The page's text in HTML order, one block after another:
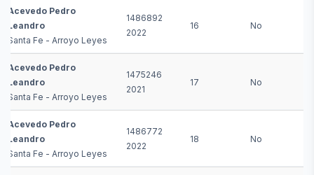
Acevedo Pedro
Leandro
Santa Fe - Arroyo Leyes
1486892
2022
16 No
Acevedo Pedro
Leandro
Santa Fe - Arroyo Leyes
1475246
2021
17 No
Acevedo Pedro
Leandro
Santa Fe - Arroyo Leyes
1486772
2022
18 No